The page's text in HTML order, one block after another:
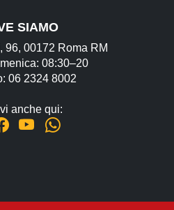
SIAMO
96, 00172 Roma RM
08:30–20
06 2324 8002
anche qui: